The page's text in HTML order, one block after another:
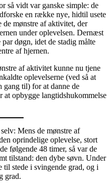
så vidt var ganske simple: de
en række nye, hidtil usete
de mønstre af aktivitet, der
under oplevelsen. Dernæst
døgn, idet de stadig målte
af hjernen.
af aktivitet kunne nu tjene
oplevelserne (ved så at
gang til) for at danne de
at opbygge langtidshukommelse
Mens de mønstre af
oprindelige oplevelse, stort
følgende 48 timer, så var de
tilstand: den dybe søvn. Under
stede i svingende grad, og i
grad.